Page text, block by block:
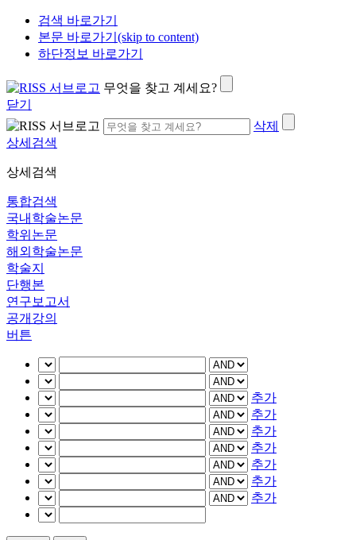
검색 바로가기
본문 바로가기(skip to content)
하단정보 바로가기
무엇을 찾고 계세요?
닫기
삭제
상세검색
상세검색
통합검색
국내학술논문
학위논문
해외학술논문
학술지
단행본
연구보고서
공개강의
버튼
추가
추가
추가
추가
추가
추가
추가